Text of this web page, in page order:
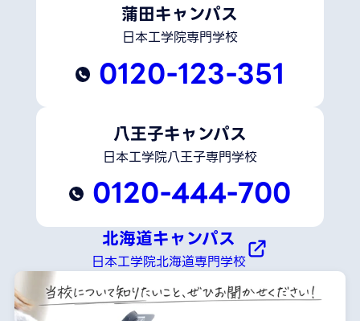
蒲田キャンパス
日本工学院専門学校
0120-123-351
八王子キャンパス
日本工学院八王子専門学校
0120-444-700
北海道キャンパス
日本工学院北海道専門学校